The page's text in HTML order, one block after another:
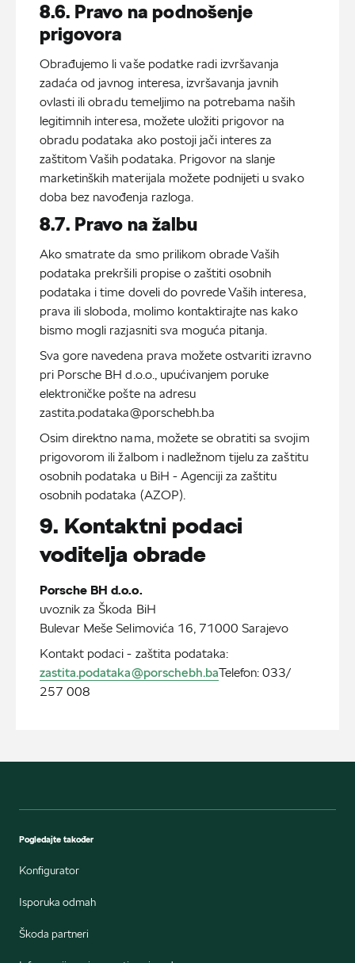
8.6. Pravo na podnošenje
prigovora
Obrađujemo li vaše podatke radi izvršavanja
zadaća od javnog interesa, izvršavanja javnih
ovlasti ili obradu temeljimo na potrebama naših
legitimnih interesa, možete uložiti prigovor na
obradu podataka ako postoji jači interes za
zaštitom Vaših podataka. Prigovor na slanje
marketinških materijala možete podnijeti u svako
doba bez navođenja razloga.
8.7. Pravo na žalbu
Ako smatrate da smo prilikom obrade Vaših
podataka prekršili propise o zaštiti osobnih
podataka i time doveli do povrede Vaših interesa,
prava ili sloboda, molimo kontaktirajte nas kako
bismo mogli razjasniti sva moguća pitanja.
Sva gore navedena prava možete ostvariti izravno
pri Porsche BH d.o.o., upućivanjem poruke
elektroničke pošte na adresu
zastita.podataka@porschebh.ba
Osim direktno nama, možete se obratiti sa svojim
prigovorom ili žalbom i nadležnom tijelu za zaštitu
osobnih podataka u BiH - Agenciji za zaštitu
osobnih podataka (AZOP).
9. Kontaktni podaci
voditelja obrade
Porsche BH d.o.o.
uvoznik za Škoda BiH
Bulevar Meše Selimovića 16, 71000 Sarajevo
zastita.podataka@porschebh.baTelefon: 033/
257 008
Pogledajte također
Konfigurator
Isporuka odmah
Škoda partneri